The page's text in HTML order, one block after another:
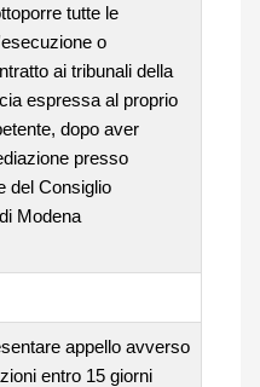
tutte le
o
ai tribunali della
espressa al proprio
dopo aver
presso
del Consiglio
Modena
appello avverso
entro 15 giorni